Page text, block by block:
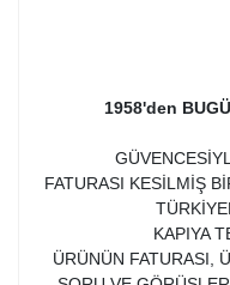
1958'den
FATURASI KESİLMİŞ
KAPIYA
ÜRÜNÜN FATURASI,